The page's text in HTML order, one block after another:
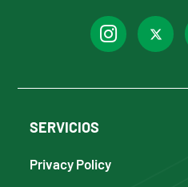
SERVICIOS
Privacy Policy